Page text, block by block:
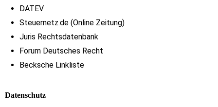
DATEV
Steuernetz.de (Online Zeitung)
Juris Rechtsdatenbank
Forum Deutsches Recht
Becksche Linkliste
Datenschutz